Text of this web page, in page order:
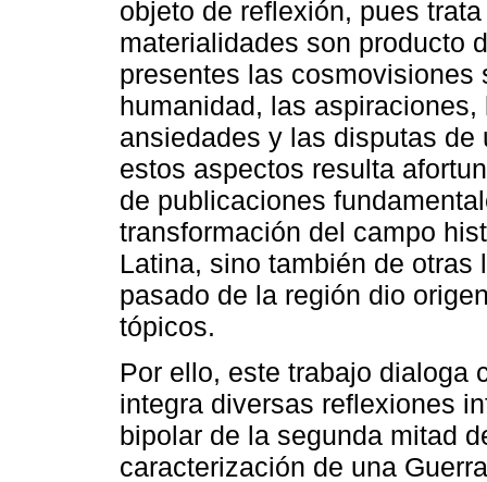
objeto de reflexión, pues
materialidades son producto
presentes las
humanidad, las
ansiedades y las disputas
estos aspectos resulta
de publicaciones
transformación del campo
Latina, sino también de
pasado de la región dio
tópicos.
Por ello, este trabajo dialoga
integra diversas reflexiones
bipolar de la segunda mitad
caracterización de una